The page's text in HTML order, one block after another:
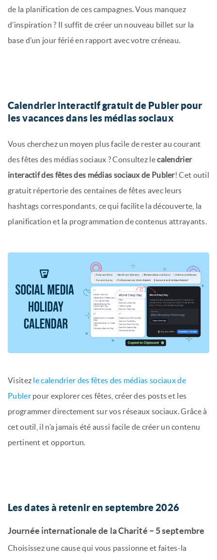
de la planification de ces campagnes. Vous manquez
d’inspiration ? Il suffit de créer un nouveau billet sur la
base d’un jour férié en rapport avec votre créneau.
Calendrier interactif gratuit de Publer pour
les vacances dans les médias sociaux
Vous cherchez un moyen plus facile de rester au courant
des fêtes des médias sociaux ? Consultez lecalendrier
interactif des fêtes des médias sociaux de Publer! Cet outil
gratuit répertorie des centaines de fêtes avec leurs
hashtags correspondants, ce qui facilite la découverte, la
planification et la programmation de contenus attrayants.
Visitez le calendrier des fêtes des médias sociaux de
Publerpour explorer ces fêtes, créer des posts et les
programmer directement sur vos réseaux sociaux. Grâce à
cet outil, il n’a jamais été aussi facile de créer un contenu
pertinent et opportun.
Les dates à retenir en septembre 2026
Journée internationale de la Charité – 5 septembre
Choisissez une cause qui vous passionne et faites-la